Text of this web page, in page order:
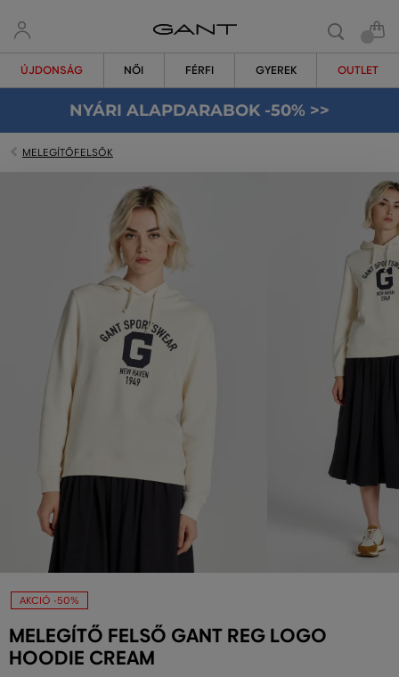
ÚJDONSÁG NŐI FÉRFI GYEREK OUTLET
NYÁRI ALAPDARABOK -50% >>
MELEGÍTŐFELSŐK
AKCIÓ -50%
MELEGÍTŐ FELSŐ GANT REG LOGO
HOODIE CREAM